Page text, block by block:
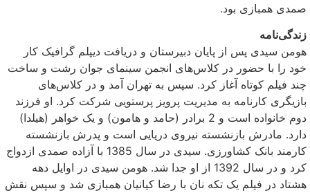
صمدی همبازی بود.
زندگی‌نامه
هومن سیدی پس از پایان دبیرستان و دریافت دیپلم گرافیک کار
خود را با حضور در کلاس‌های انجمن سینمای جوان رشت و ساخت
چند فیلم کوتاه آغاز کرد. سپس به تهران آمد و در کلاس‌های
بازیگری کارنامه به مدیریت پرویز پرستویی شرکت کرد. او فرزند
دوم خانواده است و 2 برادر (حامد و هامون) و یک خواهر (هیلدا)
دارد. مادرش بازنشسته نیروی دریایی است و پدرش بازنشسته
کارمند بانک کشاورزی. سیدی در سال 1385 با آزاده صمدی ازدواج
کرد و در سال 1392 از او جدا شد. هومن سیدی در اوایل دهه
هشتاد در فیلم یک تکه نان با رضا کیانیان همبازی شد و سپس نقش